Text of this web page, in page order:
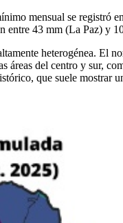
mensual se registró
entre 43 mm (La Paz) y
heterogénea. El
áreas del centro y sur,
que suele mostrar